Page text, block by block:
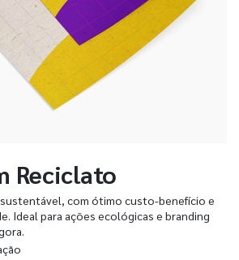
Reciclato
com ótimo custo-benefício e
Ideal para ações ecológicas e branding